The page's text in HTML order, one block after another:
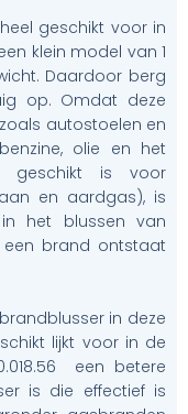
geschikt voor in
klein model van 1
Daardoor berg
op. Omdat deze
autostoelen en
olie en het
geschikt is voor
en aardgas), is
het blussen van
brand ontstaat
in deze
lijkt voor in de
een betere
is die effectief is